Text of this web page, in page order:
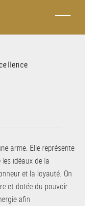
arme. Elle représente
idéaux de la
et la loyauté. On
et dotée du pouvoir
afin